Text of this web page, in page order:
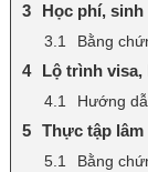
Học phí,
Bằng
Lộ trình
Hướng
Thực tập
Bằng